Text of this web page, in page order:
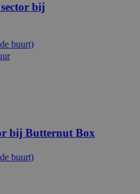
bij
buurt)
bij Butternut Box
buurt)